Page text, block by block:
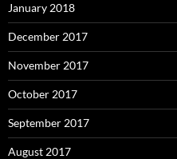
January 2018
December 2017
November 2017
October 2017
September 2017
August 2017